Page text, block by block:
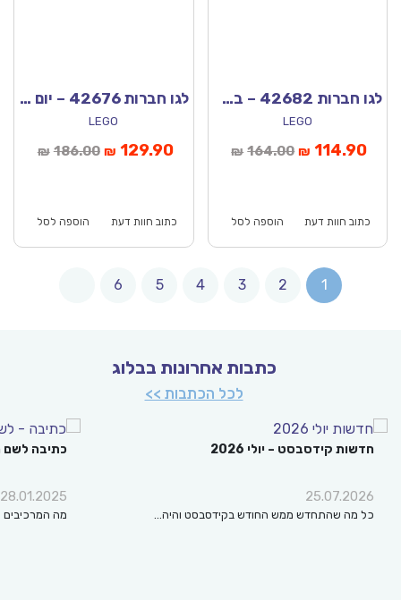
לגו חברות 42682 – בקתת גלמפינג בטבע
LEGO
₪ 164.00המחיר
₪ 114.90
כתוב חוות דעת הוספה לסל
לגו חברות 42676 – יום כיף בפארק מים
LEGO
₪ 186.00המחיר
₪ 129.90
המחיר
₪129.90.
כתוב חוות דעת הוספה לסל
1
כתבות אחרונות בבלוג
לכל הכתבות >>
חדשות קידסבסט – יולי 2026
25.07.2026
כל מה שהתחדש ממש החודש בקידסבסט והיה…
כתיבה לשם
28.01.2025
מה המרכיבים